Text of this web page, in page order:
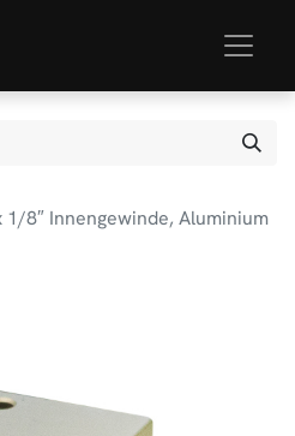
8″ Innengewinde, Aluminium